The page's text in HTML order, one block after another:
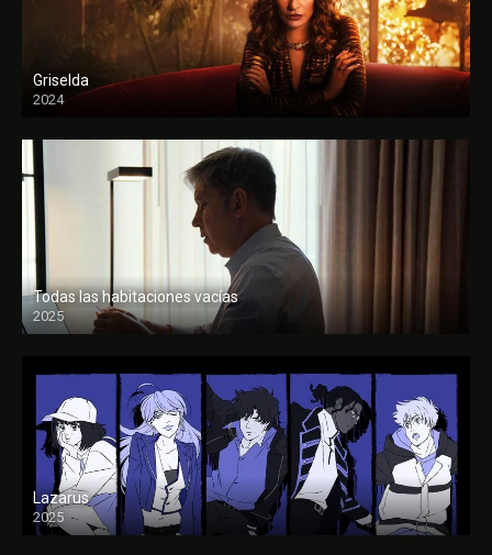
Griselda
2024
Todas las habitaciones vacías
2025
FULL HD
Lazarus
2025